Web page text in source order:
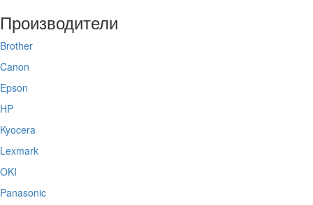
Производители
Brother
Canon
Epson
HP
Kyocera
Lexmark
OKI
Panasonic